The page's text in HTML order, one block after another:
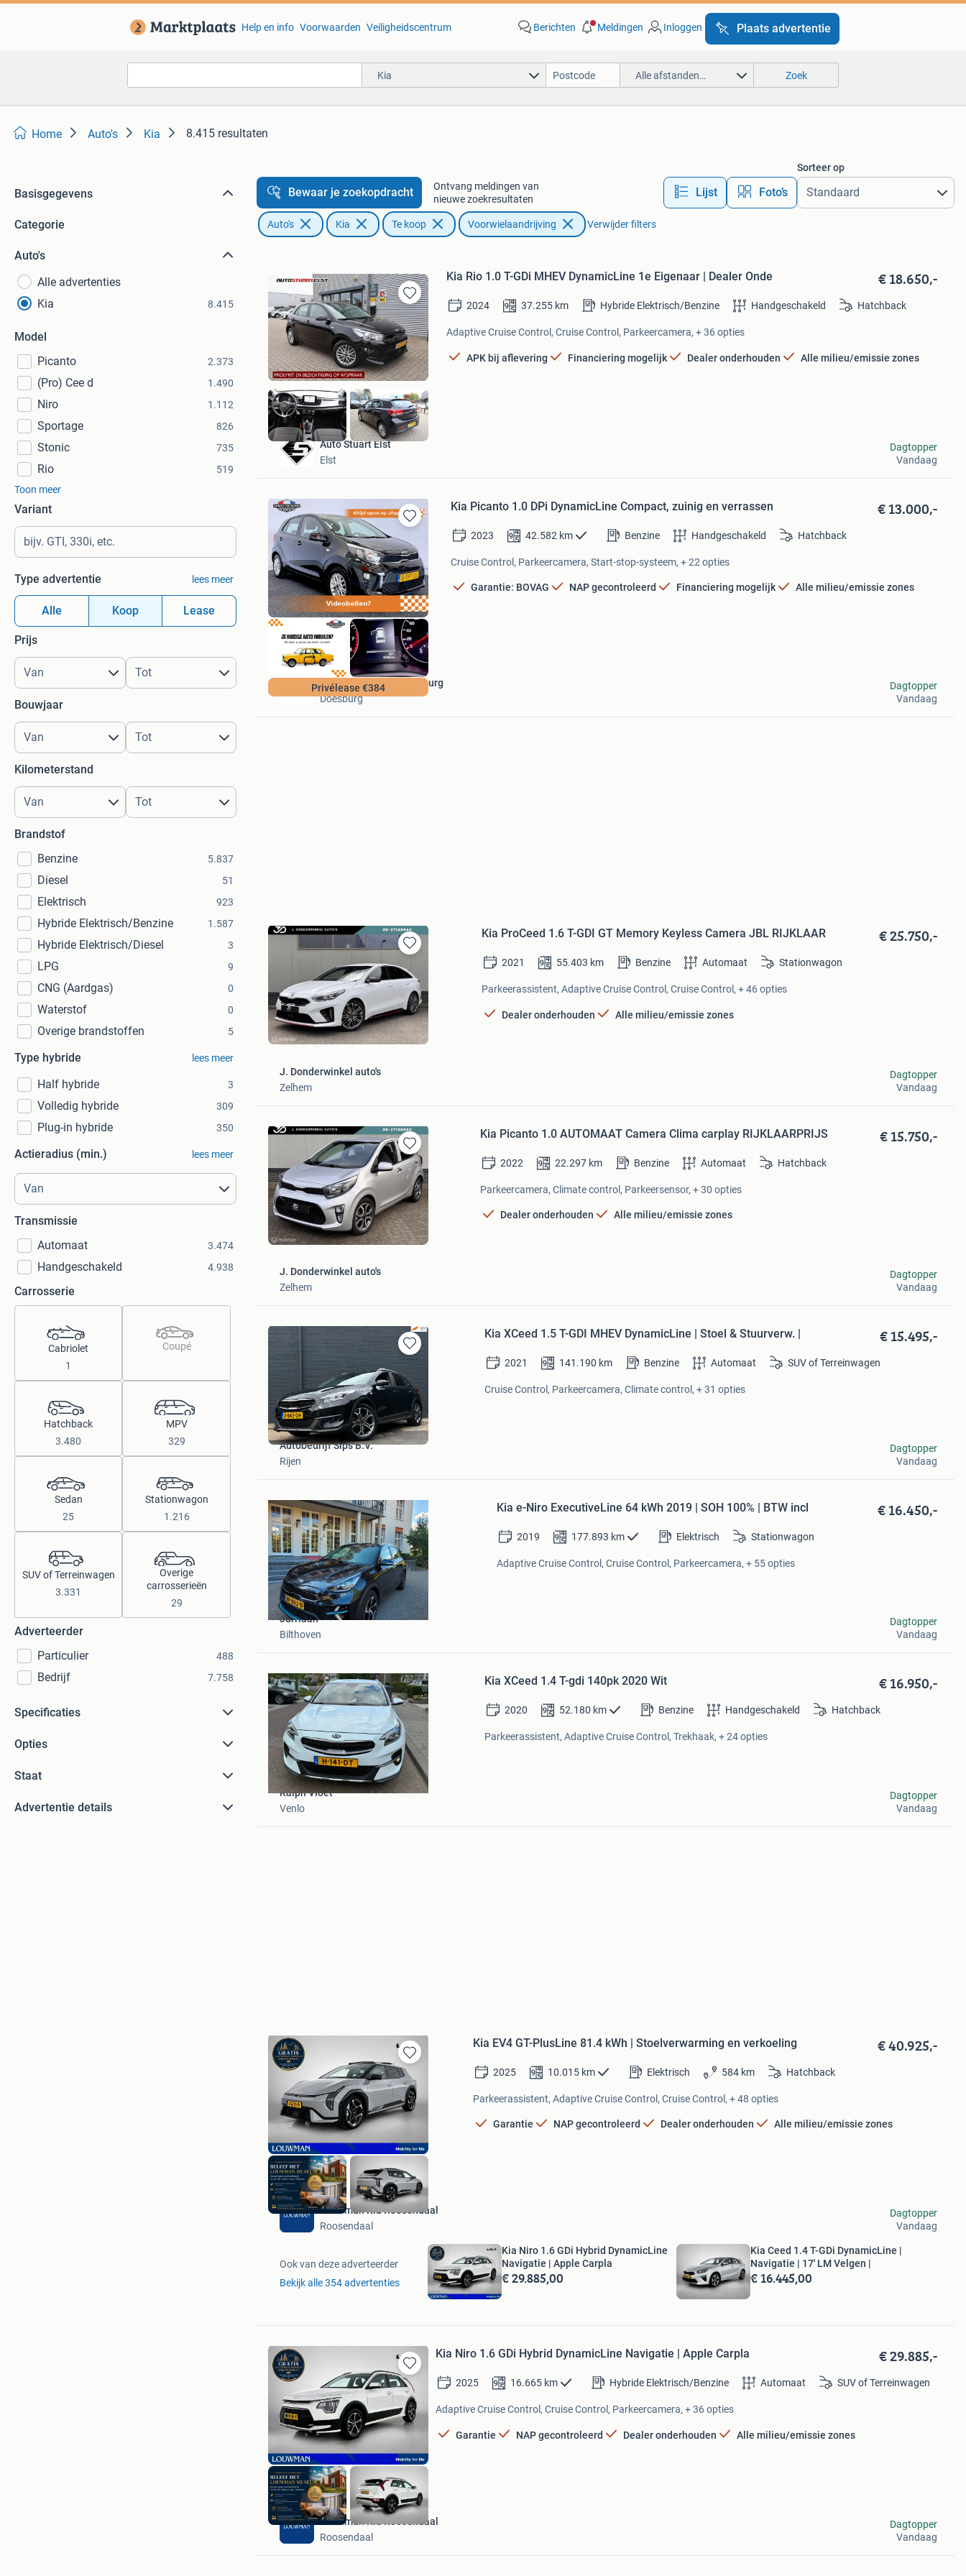
Help en info Voorwaarden Veiligheidscentrum Berichten Meldingen Inloggen Plaats advertentie
Kia Alle afstanden… Zoek
Home Auto's Kia 8.415 resultaten
Basisgegevens
Categorie
Auto's
Alle advertenties
Kia
8.415
Model
Picanto
2.373
(Pro) Cee d 1.490
Niro 1.112
Sportage 826
Stonic 735
Rio
519
Toon meer
Variant
Type advertentie lees meer
Alle Koop Lease
Prijs
Bouwjaar
Kilometerstand
Brandstof
Benzine
5.837
Diesel 51
Elektrisch 923
Hybride Elektrisch/Benzine 1.587
Hybride Elektrisch/Diesel 3
LPG 9
CNG (Aardgas) 0
Waterstof 0
Overige brandstoffen 5
Type hybride lees meer
Half hybride 3
Volledig hybride 309
Plug-in hybride 350
Actieradius (min.) lees meer
Transmissie
Automaat
3.474
Handgeschakeld 4.938
Carrosserie
Cabriolet
1
Coupé
Hatchback
3.480
MPV
329
Sedan
25
Stationwagon
1.216
SUV of Terreinwagen
3.331
Overige
carrosserieën
29
Adverteerder
Particulier
488
Bedrijf 7.758
Specificaties
Opties
Staat
Advertentie details
Bewaar je zoekopdracht
Ontvang meldingen van
nieuwe zoekresultaten
Lijst Foto’s
Sorteer op
Auto's Kia Te koop Voorwielaandrijving Verwijder filters
Bewaren
in
Mijn
Favorieten
Kia Rio 1.0 T-GDi MHEV DynamicLine 1e Eigenaar | Dealer Onde € 18.650,-
2024 37.255 km Hybride Elektrisch/Benzine Handgeschakeld Hatchback
Adaptive Cruise Control, Cruise Control, Parkeercamera, + 36 opties
APK bij aflevering Financiering mogelijk Dealer onderhouden Alle milieu/emissie zones
Auto Stuart Elst
Elst
Dagtopper
Vandaag
Bewaren
in
Mijn
Favorieten
Privélease €384
Kia Picanto 1.0 DPi DynamicLine Compact, zuinig en verrassen € 13.000,-
2023 42.582 km Benzine Handgeschakeld Hatchback
Cruise Control, Parkeercamera, Start-stop-systeem, + 22 opties
Garantie: BOVAG NAP gecontroleerd Financiering mogelijk Alle milieu/emissie zones
Experience Store Doesburg
Doesburg
Dagtopper
Vandaag
Bewaren
in
Mijn
Favorieten
Kia ProCeed 1.6 T-GDI GT Memory Keyless Camera JBL RIJKLAAR € 25.750,-
2021 55.403 km Benzine Automaat Stationwagon
Parkeerassistent, Adaptive Cruise Control, Cruise Control, + 46 opties
Dealer onderhouden Alle milieu/emissie zones
J. Donderwinkel auto's
Zelhem
Dagtopper
Vandaag
Bewaren
in
Mijn
Favorieten
Kia Picanto 1.0 AUTOMAAT Camera Clima carplay RIJKLAARPRIJS € 15.750,-
2022 22.297 km Benzine Automaat Hatchback
Parkeercamera, Climate control, Parkeersensor, + 30 opties
Dealer onderhouden Alle milieu/emissie zones
J. Donderwinkel auto's
Zelhem
Dagtopper
Vandaag
Bewaren
in
Mijn
Favorieten
Kia XCeed 1.5 T-GDI MHEV DynamicLine | Stoel & Stuurverw. | € 15.495,-
2021 141.190 km Benzine Automaat SUV of Terreinwagen
Cruise Control, Parkeercamera, Climate control, + 31 opties
Autobedrijf Sips B.V.
Rijen
Dagtopper
Vandaag
Mijn
Favorieten
Kia e-Niro ExecutiveLine 64 kWh 2019 | SOH 100% | BTW incl € 16.450,-
2019 177.893 km Elektrisch Stationwagon
Adaptive Cruise Control, Cruise Control, Parkeercamera, + 55 opties
Jurriaan
Bilthoven
Dagtopper
Vandaag
Mijn
Favorieten
Kia XCeed 1.4 T-gdi 140pk 2020 Wit € 16.950,-
2020 52.180 km Benzine Handgeschakeld Hatchback
Parkeerassistent, Adaptive Cruise Control, Trekhaak, + 24 opties
Ralph Vloet
Venlo
Dagtopper
Vandaag
Bewaren
in
Mijn
Favorieten
Kia EV4 GT-PlusLine 81.4 kWh | Stoelverwarming en verkoeling € 40.925,-
2025 10.015 km Elektrisch 584 km Hatchback
Parkeerassistent, Adaptive Cruise Control, Cruise Control, + 48 opties
Garantie NAP gecontroleerd Dealer onderhouden Alle milieu/emissie zones
Louwman Kia Roosendaal
Roosendaal
Dagtopper
Vandaag
Ook van deze adverteerder
Bekijk alle 354 advertenties
Kia Niro 1.6 GDi Hybrid DynamicLine
Navigatie | Apple Carpla
€ 29.885,00
Kia Ceed 1.4 T-GDi DynamicLine |
Navigatie | 17' LM Velgen |
€ 16.445,00
Bewaren
in
Mijn
Favorieten
Kia Niro 1.6 GDi Hybrid DynamicLine Navigatie | Apple Carpla € 29.885,-
2025 16.665 km Hybride Elektrisch/Benzine Automaat SUV of Terreinwagen
Adaptive Cruise Control, Cruise Control, Parkeercamera, + 36 opties
Garantie NAP gecontroleerd Dealer onderhouden Alle milieu/emissie zones
Louwman Kia Roosendaal
Roosendaal
Dagtopper
Vandaag